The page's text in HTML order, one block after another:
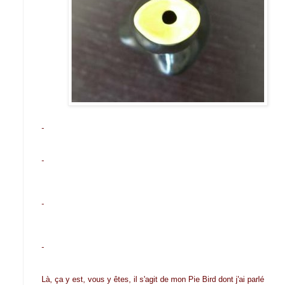
-
-
-
-
Là, ça y est, vous y êtes, il s'agit de mon Pie Bird dont j'ai parlé